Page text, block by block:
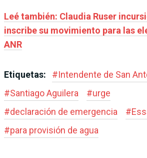
Leé también: Claudia Ruser
inscribe su movimiento para las
ANR
Etiquetas: #Intendente de San
#Santiago Aguilera #urge
#declaración de emergencia #
#para provisión de agua